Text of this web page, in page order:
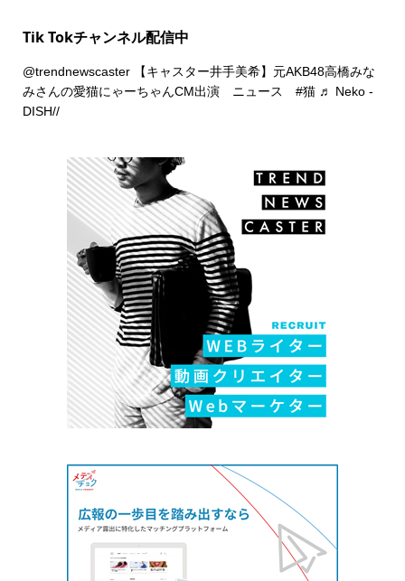
Tik Tokチャンネル配信中
@trendnewscaster【キャスター井手美希】元AKB48高橋みな
みさんの愛猫にゃーちゃんCM出演 ニュース #猫 ♬ Neko -
DISH//